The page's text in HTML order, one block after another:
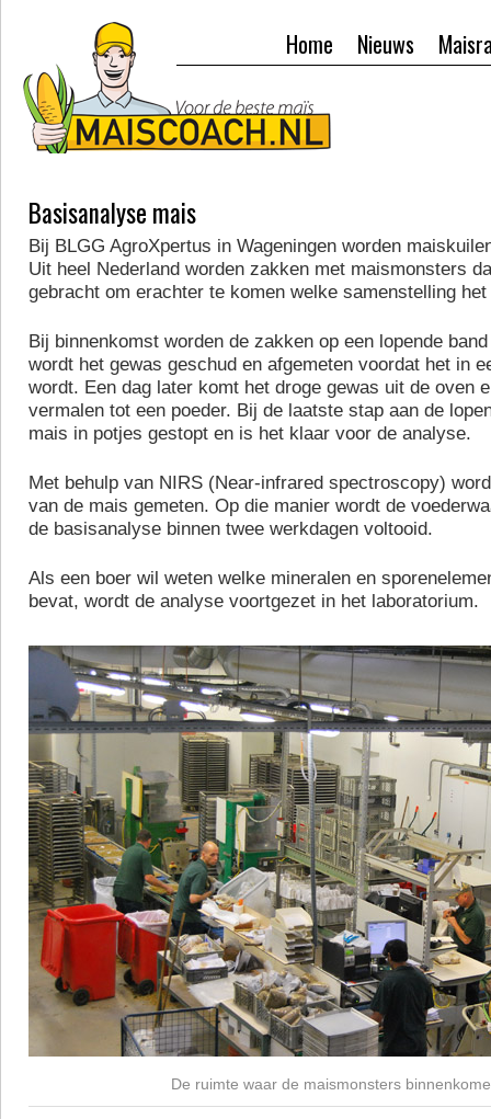
Nieuws
Home
Basisanalyse mais
Bij BLGG AgroXpertus in Wageningen worden
Uit heel Nederland worden zakken met maismonsters
gebracht om erachter te komen welke samenstelling
Bij binnenkomst worden de zakken op een lopende
wordt het gewas geschud en afgemeten voordat het in
wordt. Een dag later komt het droge gewas uit de oven
vermalen tot een poeder. Bij de laatste stap aan de
mais in potjes gestopt en is het klaar voor de analyse.
Met behulp van NIRS (Near-infrared spectroscopy)
van de mais gemeten. Op die manier wordt de
de basisanalyse binnen twee werkdagen voltooid.
Als een boer wil weten welke mineralen en
bevat, wordt de analyse voortgezet in het laboratorium.
De ruimte waar de maismonsters